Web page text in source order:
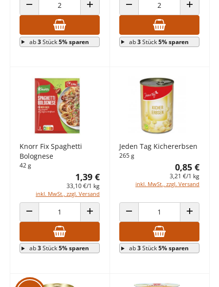
ANZAHL VERRINGERN ANZAHL ERHÖHEN
ab3Stück5% sparen
ANZAHL VERRINGERN ANZAHL
ab3Stück5% sparen
Knorr Fix Spaghetti
Bolognese
42 g
1,39 €
33,10 €/1 kg
inkl. MwSt., zzgl. Versand
ANZAHL VERRINGERN ANZAHL ERHÖHEN
ab3Stück5% sparen
Jeden Tag Kichererbsen
265 g
0,85 €
3,21 €/1 kg
inkl. MwSt., zzgl. Versand
ANZAHL VERRINGERN ANZAHL
ab3Stück5% sparen